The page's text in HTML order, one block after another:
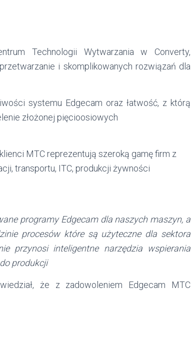
Technologii Wytwarzania w Converty,
i skomplikowanych rozwiązań dla
systemu Edgecam oraz łatwość, z którą
złożonej pięcioosiowych
MTC reprezentują szeroką gamę firm z
transportu, ITC, produkcji żywności
programy Edgecam dla naszych maszyn, a
procesów które są użyteczne dla sektora
przynosi inteligentne narzędzia wspierania
produkcji
że z zadowoleniem Edgecam MTC